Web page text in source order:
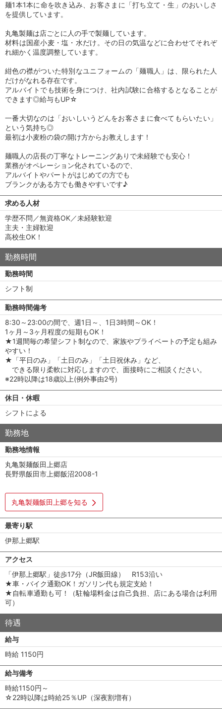
麺1本1本に命を吹き込み、お客さまに「打ち立て・生」のおいしさ
を提供しています。
丸亀製麺は店ごとに人の手で製麺しています。
材料は国産小麦・塩・水だけ。その日の気温などに合わせてそれぞ
れ細かく温度調整しています。
紺色の襟がついた特別なユニフォームの「麺職人」は、限られた人
だけがなれる存在です。
アルバイトでも技術を身につけ、社内試験に合格するとなることが
できます◎給与もUP☆
一番大切なのは「おいしいうどんをお客さまに食べてもらいたい」
という気持ち◎
最初は小麦粉の袋の開け方からお教えします！
麺職人の店長の丁寧なトレーニングありで未経験でも安心！
業務がオペレーション化されているので、
アルバイトやパートがはじめての方でも
ブランクがある方でも働きやすいです♪
求める人材
学歴不問／無資格OK／未経験歓迎
主夫・主婦歓迎
高校生OK！
勤務時間
勤務時間
シフト制
勤務時間備考
8:30～23:00の間で、週1日～、1日3時間～OK！
1ヶ月～3ヶ月程度の短期もOK！
★1週間毎の希望シフト制なので、家族やプライベートの予定も組み
やすい！
★「平日のみ」「土日のみ」「土日祝休み」など、
できる限り柔軟に対応しますので、面接時にご相談ください。
※22時以降は18歳以上(例外事由2号)
休日・休暇
シフトによる
勤務地
勤務地情報
丸亀製麺飯田上郷店
長野県飯田市上郷飯沼2008-1
丸亀製麺飯田上郷を知る
最寄り駅
伊那上郷駅
アクセス
「伊那上郷駅」徒歩17分（JR飯田線） R153沿い
★車・バイク通勤OK！ガソリン代も規定支給！
★自転車通勤も可！（駐輪場料金は自己負担、店にある場合は利用
可）
待遇
給与
時給 1150円
給与備考
時給1150円～
☆22時以降は時給25％UP（深夜割増有）